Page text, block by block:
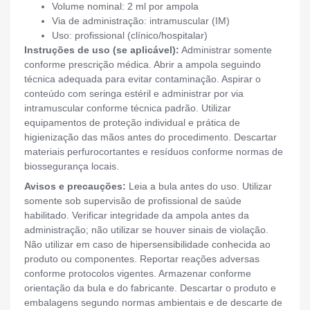
Volume nominal: 2 ml por ampola
Via de administração: intramuscular (IM)
Uso: profissional (clínico/hospitalar)
Instruções de uso (se aplicável): Administrar somente
conforme prescrição médica. Abrir a ampola seguindo
técnica adequada para evitar contaminação. Aspirar o
conteúdo com seringa estéril e administrar por via
intramuscular conforme técnica padrão. Utilizar
equipamentos de proteção individual e prática de
higienização das mãos antes do procedimento. Descartar
materiais perfurocortantes e resíduos conforme normas de
biossegurança locais.
Avisos e precauções: Leia a bula antes do uso. Utilizar
somente sob supervisão de profissional de saúde
habilitado. Verificar integridade da ampola antes da
administração; não utilizar se houver sinais de violação.
Não utilizar em caso de hipersensibilidade conhecida ao
produto ou componentes. Reportar reações adversas
conforme protocolos vigentes. Armazenar conforme
orientação da bula e do fabricante. Descartar o produto e
embalagens segundo normas ambientais e de descarte de